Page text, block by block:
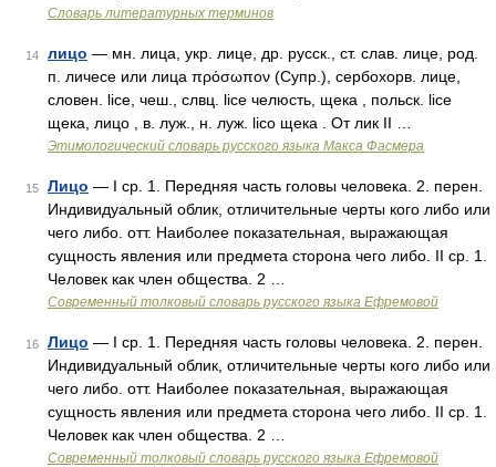
Словарь литературных терминов
14 лицо — мн. лица, укр. лице, др. русск., ст. слав. лице, род.
п. личесе или лица πρόσωπον (Супр.), сербохорв. лице,
словен. liсе, чеш., слвц. lice челюсть, щека , польск. lice
щека, лицо , в. луж., н. луж. lico щека . От лик II …
Этимологический словарь русского языка Макса Фасмера
15 Лицо — I ср. 1. Передняя часть головы человека. 2. перен.
Индивидуальный облик, отличительные черты кого либо или
чего либо. отт. Наиболее показательная, выражающая
сущность явления или предмета сторона чего либо. II ср. 1.
Человек как член общества. 2 …
Современный толковый словарь русского языка Ефремовой
16 Лицо — I ср. 1. Передняя часть головы человека. 2. перен.
Индивидуальный облик, отличительные черты кого либо или
чего либо. отт. Наиболее показательная, выражающая
сущность явления или предмета сторона чего либо. II ср. 1.
Человек как член общества. 2 …
Современный толковый словарь русского языка Ефремовой